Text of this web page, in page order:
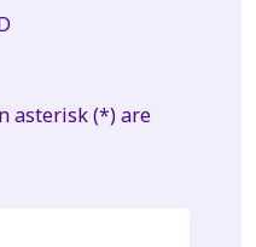
asterisk (*) are